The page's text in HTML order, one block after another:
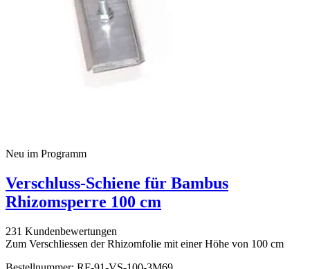
Neu im Programm
Verschluss-Schiene für Bambus
Rhizomsperre 100 cm
231 Kundenbewertungen
Zum Verschliessen der Rhizomfolie mit einer Höhe von 100 cm